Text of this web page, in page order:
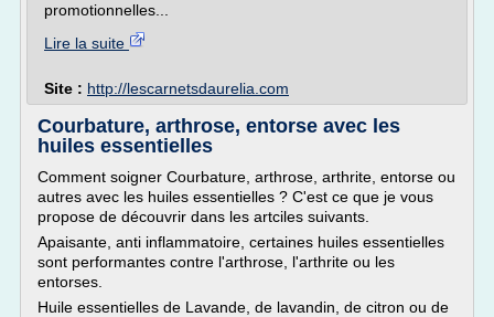
promotionnelles...
Lire la suite
Site : http://lescarnetsdaurelia.com
Courbature, arthrose, entorse avec les
huiles essentielles
Comment soigner Courbature, arthrose, arthrite, entorse ou
autres avec les huiles essentielles ? C'est ce que je vous
propose de découvrir dans les artciles suivants.
Apaisante, anti inflammatoire, certaines huiles essentielles
sont performantes contre l'arthrose, l'arthrite ou les
entorses.
Huile essentielles de Lavande, de lavandin, de citron ou de